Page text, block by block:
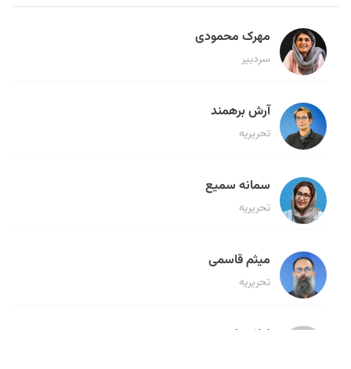
مهرک محمودی
سردبیر
آرش برهمند
تحریریه
سمانه سمیع
تحریریه
میثم قاسمی
تحریریه
لیلا حنارود